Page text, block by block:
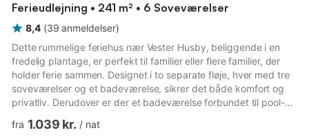
Ferieudlejning • 241 m² • 6 Soveværelser
8,4 (39 anmeldelser)
Dette rummelige feriehus nær Vester Husby, beliggende i en
fredelig plantage, er perfekt til familier eller flere familier, der
holder ferie sammen. Designet i to separate fløje, hver med tre
soveværelser og et badeværelse, sikrer det både komfort og
privatliv. Derudover er der et badeværelse forbundet til pool-
ekstra hygge. Indenfor er hjemmet udstyret med en
fra 1.039 kr. / nat